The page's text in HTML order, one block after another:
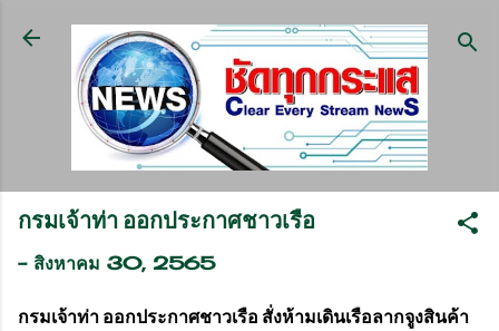
ข้ามไปที่เนื้อหาหลัก
กรมเจ้าท่า ออกประกาศชาวเรือ
- สิงหาคม 30, 2565
กรมเจ้าท่า ออกประกาศชาวเรือ สั่งห้ามเดินเรือลากจูงสินค้า